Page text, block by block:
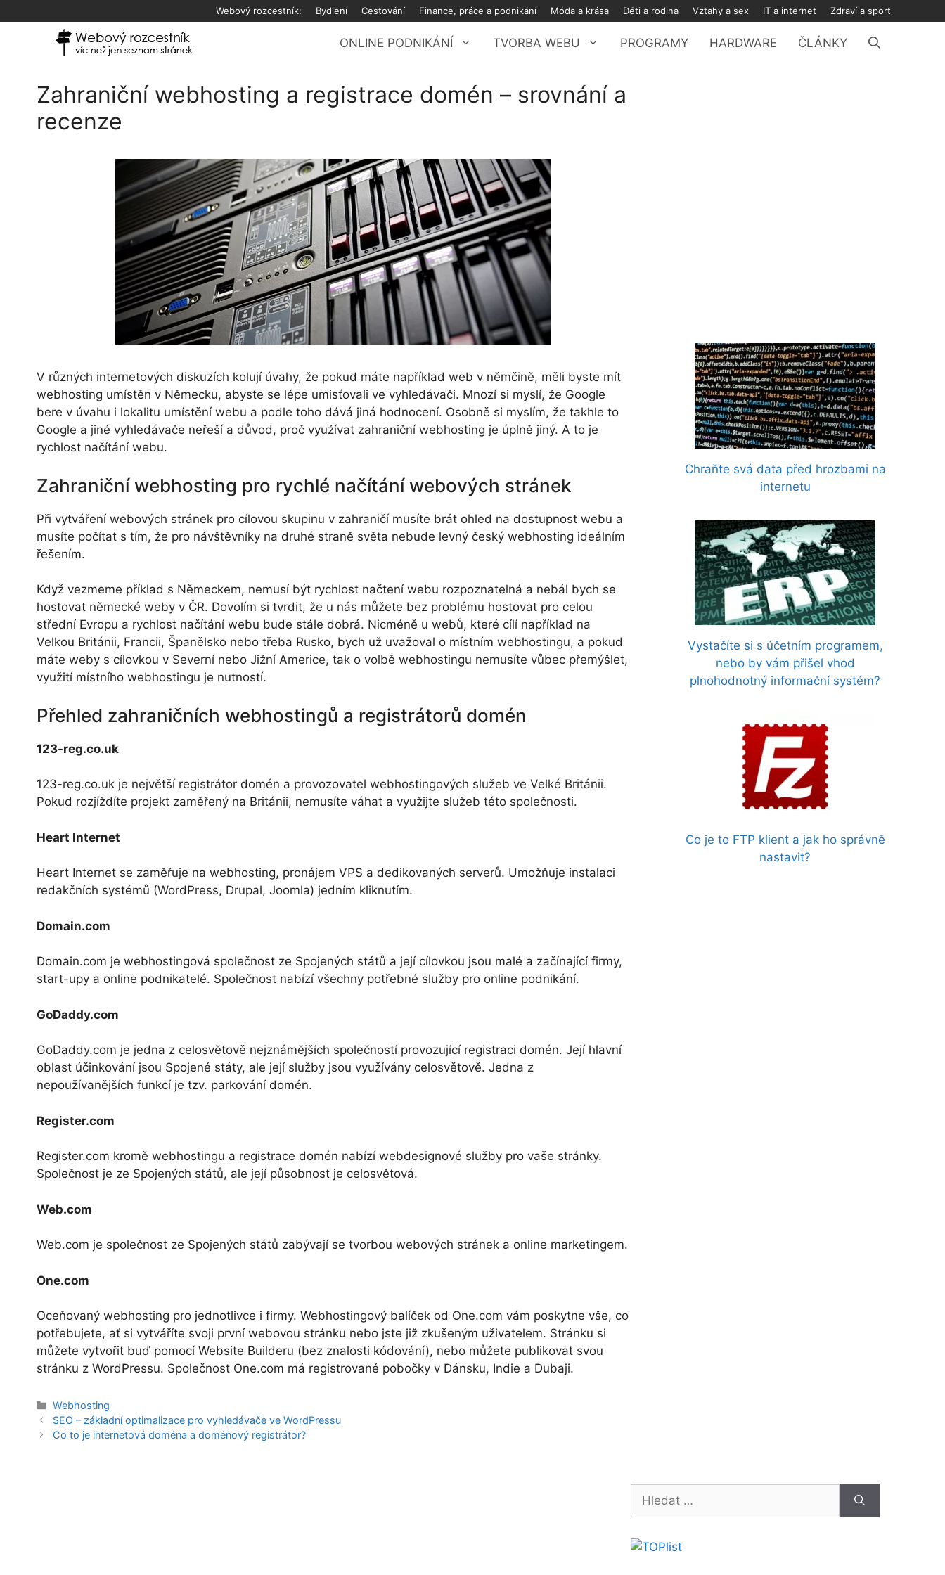
na
Webový rozcestník: Bydlení Cestování Finance, práce a podnikání Móda a krása Děti a rodina Vztahy a sex IT a internet Zdraví a sport
ONLINE PODNIKÁNÍ TVORBA WEBU PROGRAMY HARDWARE ČLÁNKY
Zahraniční webhosting a registrace domén – srovnání a
recenze
V různých internetových diskuzích kolují úvahy, že pokud máte například web v němčině, měli byste mít
webhosting umístěn v Německu, abyste se lépe umisťovali ve vyhledávači. Mnozí si myslí, že Google
bere v úvahu i lokalitu umístění webu a podle toho dává jiná hodnocení. Osobně si myslím, že takhle to
Google a jiné vyhledávače neřeší a důvod, proč využívat zahraniční webhosting je úplně jiný. A to je
rychlost načítání webu.
Zahraniční webhosting pro rychlé načítání webových stránek
Při vytváření webových stránek pro cílovou skupinu v zahraničí musíte brát ohled na dostupnost webu a
musíte počítat s tím, že pro návštěvníky na druhé straně světa nebude levný český webhosting ideálním
řešením.
Když vezmeme příklad s Německem, nemusí být rychlost načtení webu rozpoznatelná a nebál bych se
hostovat německé weby v ČR. Dovolím si tvrdit, že u nás můžete bez problému hostovat pro celou
střední Evropu a rychlost načítání webu bude stále dobrá. Nicméně u webů, které cílí například na
Velkou Británii, Francii, Španělsko nebo třeba Rusko, bych už uvažoval o místním webhostingu, a pokud
máte weby s cílovkou v Severní nebo Jižní Americe, tak o volbě webhostingu nemusíte vůbec přemýšlet,
využití místního webhostingu je nutností.
Přehled zahraničních webhostingů a registrátorů domén
123-reg.co.uk
123-reg.co.uk je největší registrátor domén a provozovatel webhostingových služeb ve Velké Británii.
Pokud rozjíždíte projekt zaměřený na Británii, nemusíte váhat a využijte služeb této společnosti.
Heart Internet
Heart Internet se zaměřuje na webhosting, pronájem VPS a dedikovaných serverů. Umožňuje instalaci
redakčních systémů (WordPress, Drupal, Joomla) jedním kliknutím.
Domain.com
Domain.com je webhostingová společnost ze Spojených států a její cílovkou jsou malé a začínající firmy,
start-upy a online podnikatelé. Společnost nabízí všechny potřebné služby pro online podnikání.
GoDaddy.com
GoDaddy.com je jedna z celosvětově nejznámějších společností provozující registraci domén. Její hlavní
oblast účinkování jsou Spojené státy, ale její služby jsou využívány celosvětově. Jedna z
nepoužívanějších funkcí je tzv. parkování domén.
Register.com
Register.com kromě webhostingu a registrace domén nabízí webdesignové služby pro vaše stránky.
Společnost je ze Spojených států, ale její působnost je celosvětová.
Web.com
Web.com je společnost ze Spojených států zabývají se tvorbou webových stránek a online marketingem.
One.com
Oceňovaný webhosting pro jednotlivce i firmy. Webhostingový balíček od One.com vám poskytne vše, co
potřebujete, ať si vytváříte svoji první webovou stránku nebo jste již zkušeným uživatelem. Stránku si
můžete vytvořit buď pomocí Website Builderu (bez znalosti kódování), nebo můžete publikovat svou
stránku z WordPressu. Společnost One.com má registrované pobočky v Dánsku, Indie a Dubaji.
Rubriky
Webhosting
SEO – základní optimalizace pro vyhledávače ve WordPressu
Co to je internetová doména a doménový registrátor?
Chraňte svá data před hrozbami na
internetu
Vystačíte si s účetním programem,
nebo by vám přišel vhod
plnohodnotný informační systém?
Co je to FTP klient a jak ho správně
nastavit?